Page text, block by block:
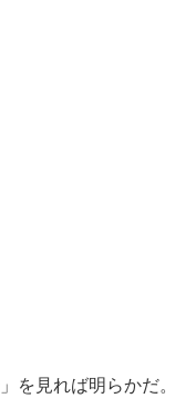
を見れば明らかだ。